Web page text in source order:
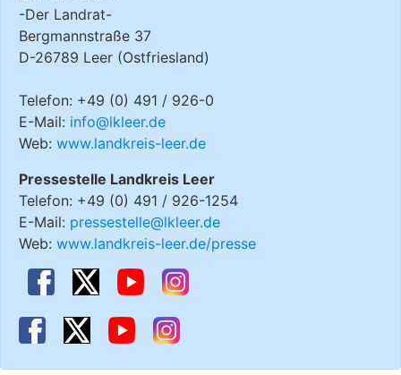
-Der Landrat-
Bergmannstraße 37
D-26789 Leer (Ostfriesland)
Telefon: +49 (0) 491 / 926-0
E-Mail: info@lkleer.de
Web: www.landkreis-leer.de
Pressestelle Landkreis Leer
Telefon: +49 (0) 491 / 926-1254
E-Mail: pressestelle@lkleer.de
Web: www.landkreis-leer.de/presse